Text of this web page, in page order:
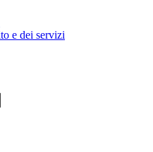
e dei servizi